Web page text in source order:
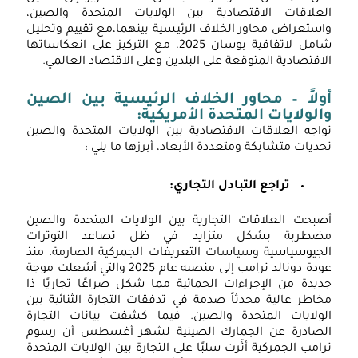
العلاقات الاقتصادية بين الولايات المتحدة والصين،
واستعراض محاور الخلاف الرئيسية بينهما،مع تقييم وتحليل
شامل لاتفاقية بوسان 2025، مع التركيز على انعكاساتها
الاقتصادية المتوقعة على البلدين وعلى الاقتصاد العالمي.
أولاً –محاور الخلاف الرئيسية بين الصين
والولايات المتحدة الأمريكية:
تواجه العلاقات الاقتصادية بين الولايات المتحدة والصين
تحديات متشابكة ومتعددة الأبعاد، أبرزها ما يلي :
تراجع التبادل التجاري:
أصبحت العلاقات التجارية بين الولايات المتحدة والصين
مضطربة بشكل متزايد في ظل تصاعد التوترات
الجيوسياسية وسياسات التعريفات الجمركية الصارمة. منذ
عودة دونالد ترامب إلى منصبه عام 2025 والتي أشعلت موجة
جديدة من الإجراءات الحمائية مما شكل صراعًا تجاريًا ذا
مخاطر عالية محدثاً صدمة في تدفقات التجارة الثنائية بين
الولايات المتحدة والصين. فيما كشفت بيانات التجارة
الصادرة عن الجمارك الصينية لشهر أغسطس أن رسوم
ترامب الجمركية أثّرت سلبًا على التجارة بين الولايات المتحدة